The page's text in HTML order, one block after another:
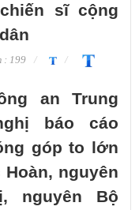
sĩ cộng
: 199
an Trung
báo cáo
góp to lớn
nguyên
nguyên Bộ